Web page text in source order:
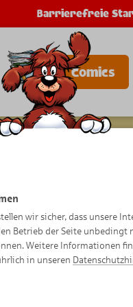
Barrierefreie
Comics
wir sicher, dass unsere
Betrieb der Seite unbedingt
Weitere Informationen
in unseren